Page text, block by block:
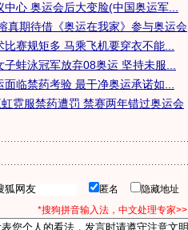
中心 奥运会后大变脸(中国奥运军...
真期待借《奥运在我家》参与奥运会
比赛规矩多 马乘飞机要穿衣不能...
子蛙泳冠军放弃08奥运 坚持未服...
面临禁药考验 最干净奥运承诺如...
霓服禁药遭罚 禁赛两年错过奥运会
匿名 隐藏地址
*搜狗拼音输入法，中文处理专家>>